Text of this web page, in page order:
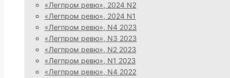
«Легпром ревю», 2024 N2
«Легпром ревю», 2024 N1
«Легпром ревю», N4 2023
«Легпром ревю», N3 2023
«Легпром ревю», N2 2023
«Легпром ревю», N1 2023
«Легпром ревю», N4 2022